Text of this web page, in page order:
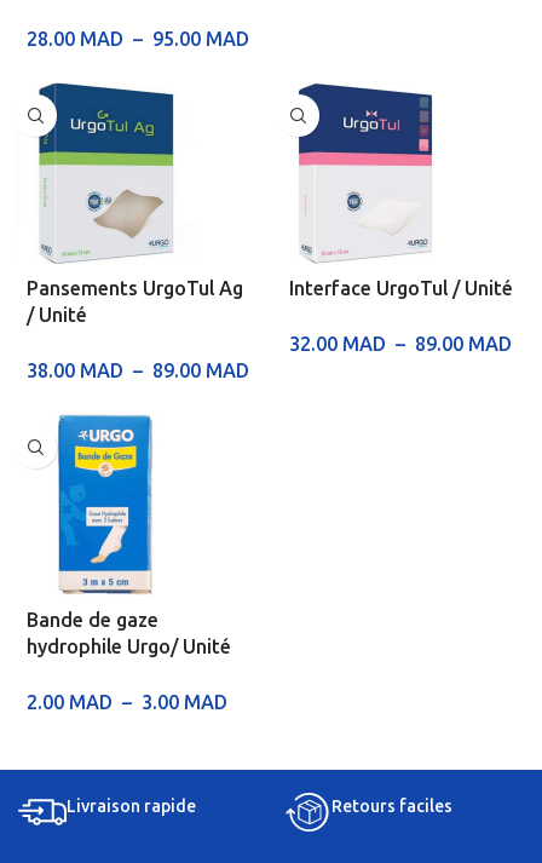
28.00 MAD – 95.00 MAD
Pansements UrgoTul Ag
/ Unité
38.00 MAD – 89.00 MAD
Interface UrgoTul / Unité
32.00 MAD – 89.00 MAD
Bande de gaze
hydrophile Urgo/ Unité
2.00 MAD – 3.00 MAD
Livraison rapide Retours faciles